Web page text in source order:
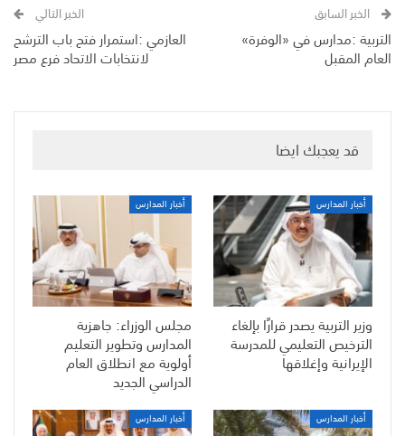
الخبر السابق
التربية :مدارس في «الوفرة»
العام المقبل
الخبر التالي
العازمي :استمرار فتح باب الترشح
لانتخابات الاتحاد فرع مصر
قد يعجبك ايضا
أخبار المدارس
وزير التربية يصدر قرارًا بإلغاء
الترخيص التعليمي للمدرسة
الإيرانية وإغلاقها
أخبار المدارس
مجلس الوزراء: جاهزية
المدارس وتطوير التعليم
أولوية مع انطلاق العام
الدراسي الجديد
أخبار المدارس أخبار المدارس